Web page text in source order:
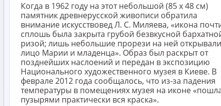
Когда в 1962 году на этот небольшой (85 х 48 см)
памятник древнерусской живописи обратила
внимание искусствовед Л. С. Миляева, «икона
сплошь была закрыта грубой безвкусной
ризой; лишь небольшие прорези на ней открывали
лицо Марии и младенца». Образ был раскрыт от
позднейших наслоений и передан в экспозицию
Национального художественного музея в Киеве. В
феврале 2012 года сообщалось, что из-за падения
температуры в помещениях музея на иконе
пузырями практически вся краска».